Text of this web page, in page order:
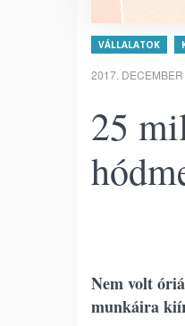
VÁLLALATOK
2017.
25
Nem volt
munkáira